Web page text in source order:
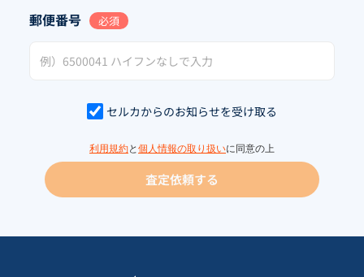
郵便番号 必須
セルカからのお知らせを受け取る
利用規約と 個人情報の取り扱いに同意の上
査定依頼する